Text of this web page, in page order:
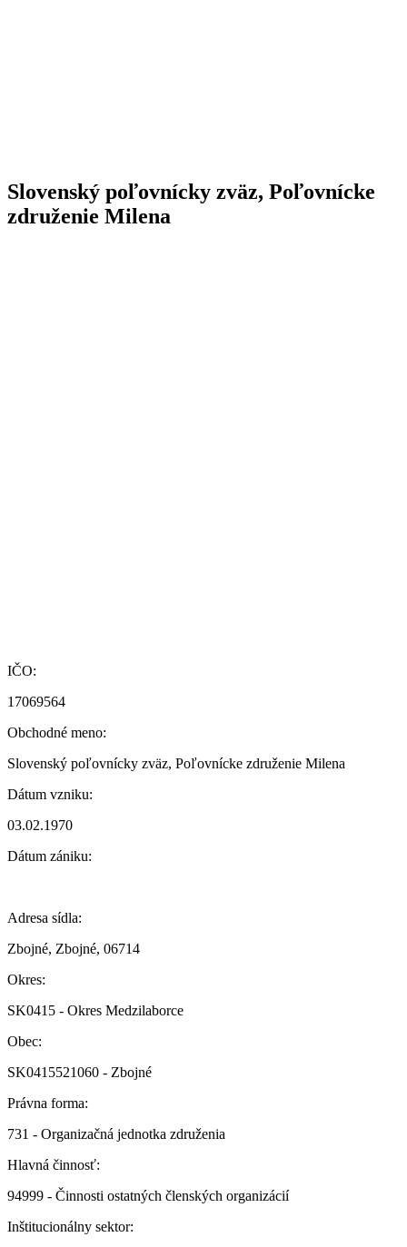
Slovenský poľovnícky zväz, Poľovnícke
združenie Milena
IČO:
17069564
Obchodné meno:
Slovenský poľovnícky zväz, Poľovnícke združenie Milena
Dátum vzniku:
03.02.1970
Dátum zániku:
Adresa sídla:
Zbojné, Zbojné, 06714
Okres:
SK0415 - Okres Medzilaborce
Obec:
SK0415521060 - Zbojné
Právna forma:
731 - Organizačná jednotka združenia
Hlavná činnosť:
94999 - Činnosti ostatných členských organizácií
Inštitucionálny sektor: